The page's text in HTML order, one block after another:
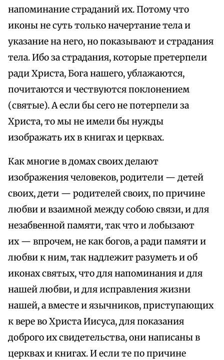
напоминание страданий их. Потому что
иконы не суть только начертание тела и
указание на него, но показывают и страдания
тела. Ибо за страдания, которые претерпели
ради Христа, Бога нашего, ублажаются,
почитаются и чествуются поклонением
(святые). А если бы сего не потерпели за
Христа, то мы не имели бы нужды
изображать их в книгах и церквах.
Как многие в домах своих делают
изображения человеков, родители — детей
своих, дети — родителей своих, по причине
любви и взаимной между собою связи, и для
незабвенной памяти, так что и лобызают
их — впрочем, не как богов, а ради памяти и
любви к ним, так надлежит разуметь и об
иконах святых, что для напоминания и для
нашей любви, и для исправления жизни
нашей, а вместе и язычников, приступающих
к вере во Христа Иисуса, для показания
доброго их свидетельства, они написаны в
церквах и книгах. И если те по причине